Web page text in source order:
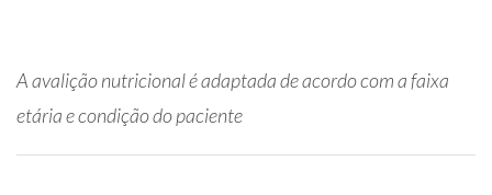
A avalição nutricional é adaptada de acordo com a faixa
etária e condição do paciente